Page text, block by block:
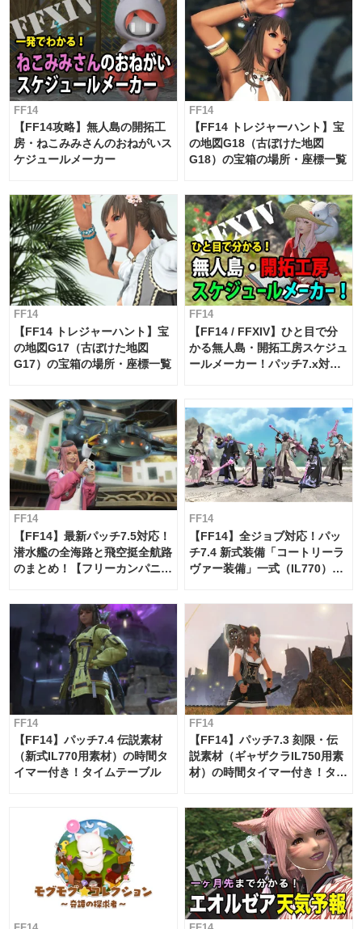
FF14
【FF14攻略】無人島の開拓工
房・ねこみみさんのおねがいス
ケジュールメーカー
FF14
【FF14 トレジャーハント】宝
の地図G18（古ぼけた地図
G18）の宝箱の場所・座標一覧
FF14
【FF14 トレジャーハント】宝
の地図G17（古ぼけた地図
G17）の宝箱の場所・座標一覧
FF14
【FF14 / FFXIV】ひと目で分
かる無人島・開拓工房スケジュ
ールメーカー！パッチ7.x対応
FF14
【FF14】最新パッチ7.5対応！
潜水艦の全海路と飛空挺全航路
のまとめ！【フリーカンパニ
FF14
【FF14】全ジョブ対応！パッ
チ7.4 新式装備「コートリーラ
ヴァー装備」一式（IL770）の
FF14
【FF14】パッチ7.4 伝説素材
（新式IL770用素材）の時間タ
イマー付き！タイムテーブル
FF14
【FF14】パッチ7.3 刻限・伝
説素材（ギャザクラIL750用素
材）の時間タイマー付き！タイ